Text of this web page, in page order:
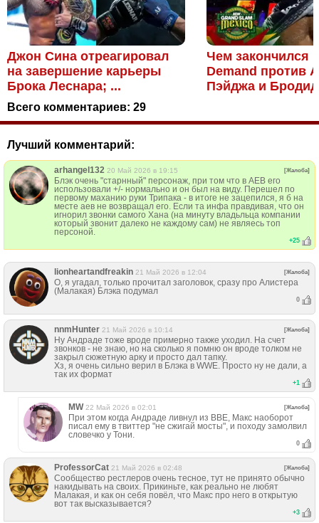
Джон Сина отреагировал
на завершение карьеры
Брока Леснара; ...
Чем закончился
Demand против
Пэйджа и
Всего комментариев: 29
Лучший комментарий:
arhangel132 20 Май 2026 в 19:15 [Жалоба]
Блэк очень "старнный" персонаж, при том что в АЕВ его
использовали +/- нормально и он был на виду. Перешел по
первому маханию руки Трипака - в итоге не зацепился, я б на
месте аев не возвращал его. Если та инфа правдивая, что он
игнорил звонки самого Хана (на минуту владьльца компании
который звонит далеко не каждому сам) не являесь топ
персоной.
+25
lionheartandfreakin 21 Май 2026 в 12:04 [Жалоба]
О, я угадал, только прочитал заголовок, сразу про Алистера
(Малакая) Блэка подумал
0
nnmHunter 21 Май 2026 в 10:14 [Жалоба]
Ну Андраде тоже вроде примерно также уходил. На счет
звонков - не знаю, но на сколько я помню он вроде толком не
закрыл сюжетную арку и просто дал тапку.
Хз, я очень сильно верил в Блэка в WWE. Просто ну не дали, а
так их формат
+1
MW 22 Май 2026 в 02:01 [Жалоба]
При этом когда Андраде ливнул из ВВЕ, Макс наоборот
писал ему в твиттер "не сжигай мосты", и походу замолвил
словечко у Тони.
0
ProfessorCat 21 Май 2026 в 02:48 [Жалоба]
Сообщество рестлеров очень тесное, тут не принято обычно
накидывать на своих. Прикиньте, как реально не любят
Малакая, и как он себя повёл, что Макс про него в открытую
вот так высказывается?
+3